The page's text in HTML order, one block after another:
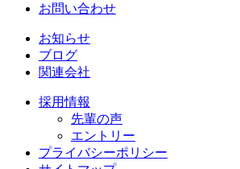
お問い合わせ
お知らせ
ブログ
関連会社
採用情報
先輩の声
エントリー
プライバシーポリシー